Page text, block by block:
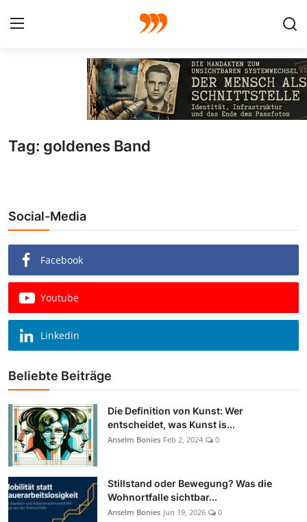
Galerie
Redaktion
Beiträge
Vorproduktion
Tag: goldenes Band
Social-Media
Facebook
Youtube
Linkedin
Beliebte Beiträge
Die Definition von Kunst: Wer
entscheidet, was Kunst is...
Anselm Bonies Feb 2, 2024 0
Stillstand oder Bewegung? Was die
Wohnortfalle sichtbar...
Anselm Bonies Jun 19, 2026 0